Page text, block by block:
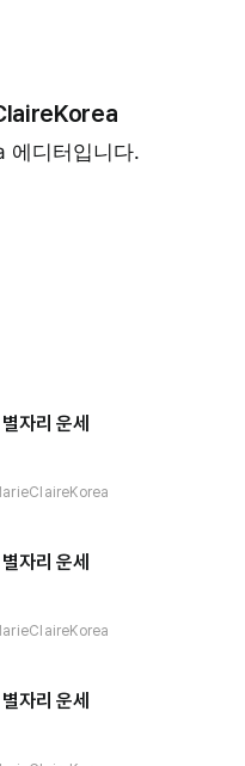
에디터입니다.
자리 운세
자리 운세
자리 운세